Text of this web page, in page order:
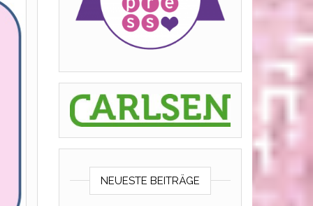
NEUESTE BEITRÄGE